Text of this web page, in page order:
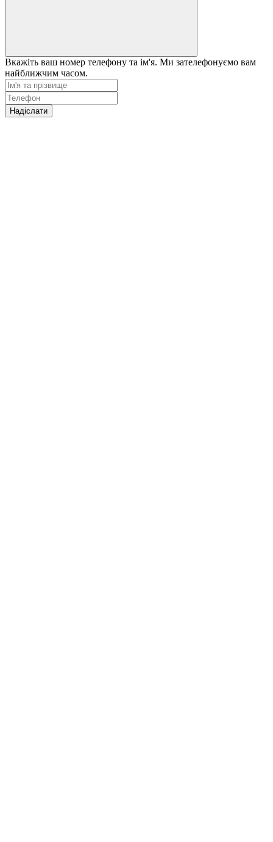
Вкажіть ваш номер телефону та ім'я. Ми зателефонуємо вам
найближчим часом.
Надіслати